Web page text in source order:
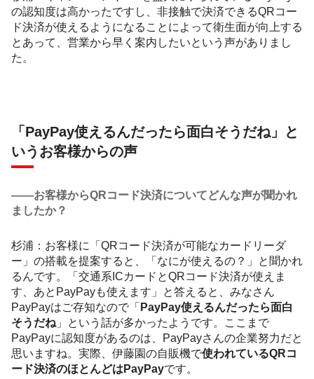
の認知度は高かったですし、非接触で決済できるQRコー
ド決済が使えるようになることによって衛生面が向上する
とあって、営業から早く案内したいという声がありまし
た。
「PayPay使えるんだったら面白そうだね」と
いうお客様からの声
――お客様からQRコード決済についてどんな声が聞かれ
ましたか？
杉浦：お客様に「QRコード決済が可能なカードリーダ
ー」の搭載を提案すると、「なにが使えるの？」と聞かれ
るんです。「交通系ICカードとQRコード決済が使えま
す、あとPayPayも使えます」と答えると、みなさん
PayPayはご存知なので「 PayPay使えるんだったら面白
そうだね 」という話が多かったようです。ここまで
PayPayに認知度があるのは、PayPayさんの企業努力だと
思いますね。実際、伊藤園の自販機で使われているQRコ
ード決済のほとんどはPayPayです。